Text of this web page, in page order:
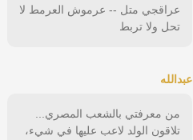
عراقجي متل -- عرموش العرمط لا
تحل ولا تربط
عبدالله
من معرفتي بالشعب المصري...
تلاقون الولد لاعب عليها في شيء،